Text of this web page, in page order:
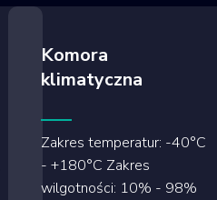
Komora
klimatyczna
Zakres temperatur: -40°C
- +180°C Zakres
wilgotności: 10% - 98%